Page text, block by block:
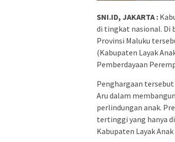
SNI.ID, JAKARTA :
di tingkat nasional. Di
Provinsi Maluku
(Kabupaten Layak
Pemberdayaan
Penghargaan
Aru dalam
perlindungan anak.
tertinggi yang hanya
Kabupaten Layak